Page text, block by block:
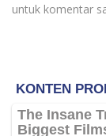
untuk komentar